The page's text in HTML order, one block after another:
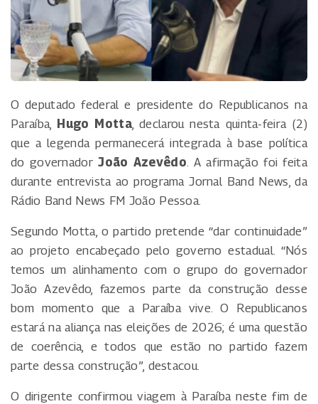
O deputado federal e presidente do Republicanos na
Paraíba, Hugo Motta, declarou nesta quinta-feira (2)
que a legenda permanecerá integrada à base política
do governadorJoão Azevêdo . A afirmação foi feita
durante entrevista ao programa Jornal Band News, da
Rádio Band News FM João Pessoa.
Segundo Motta, o partido pretende “dar continuidade”
ao projeto encabeçado pelo governo estadual. “Nós
temos um alinhamento com o grupo do governador
João Azevêdo, fazemos parte da construção desse
bom momento que a Paraíba vive. O Republicanos
estará na aliança nas eleições de 2026; é uma questão
de coerência, e todos que estão no partido fazem
parte dessa construção”, destacou.
O dirigente confirmou viagem à Paraíba neste fim de